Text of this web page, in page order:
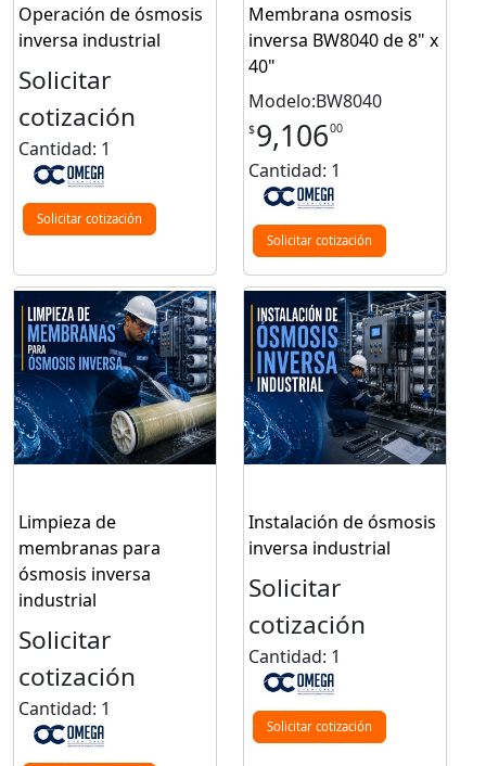
Operación de ósmosis
inversa industrial
Solicitar
cotización
Cantidad: 1
Solicitar cotización
Membrana osmosis
inversa BW8040 de 8" x
40"
Modelo:BW8040
$9,10600
Cantidad: 1
Solicitar cotización
Limpieza de
membranas para
ósmosis inversa
industrial
Solicitar
cotización
Cantidad: 1
Instalación de ósmosis
inversa industrial
Solicitar
cotización
Cantidad: 1
Solicitar cotización